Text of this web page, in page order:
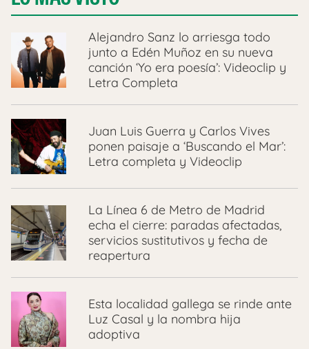
Alejandro Sanz lo arriesga todo
junto a Edén Muñoz en su nueva
canción ‘Yo era poesía’: Videoclip y
Letra Completa
Juan Luis Guerra y Carlos Vives
ponen paisaje a ‘Buscando el Mar’:
Letra completa y Videoclip
La Línea 6 de Metro de Madrid
echa el cierre: paradas afectadas,
servicios sustitutivos y fecha de
reapertura
Esta localidad gallega se rinde ante
Luz Casal y la nombra hija
adoptiva